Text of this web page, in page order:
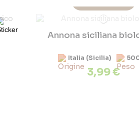
Annona siciliana
Italia (Sicilia)
3,99 €